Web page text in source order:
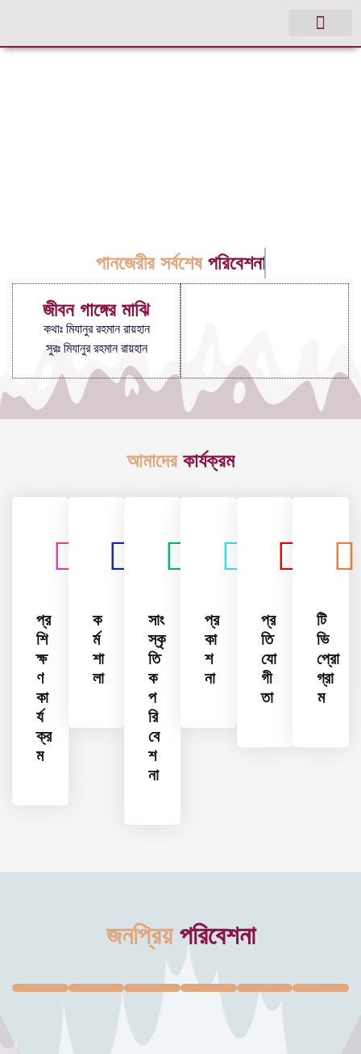
পানজেরীর সর্বশেষ পরিবেশনা
জীবন গাঙ্গের মাঝি
কথাঃ মিযানুর রহমান রায়হান
সুরঃ মিযানুর রহমান রায়হান
আমাদের কার্যক্রম
প্র
শি
ক্ষ
ণ
কা
র্য
ক্র
ম
ক
র্ম
শা
লা
সাং
স্কৃ
তি
ক
প
রি
বে
শ
না
প্র
কা
শ
না
প্র
তি
যো
গী
তা
টি
ভি
প্রো
গ্রা
ম
জনপ্রিয় পরিবেশনা